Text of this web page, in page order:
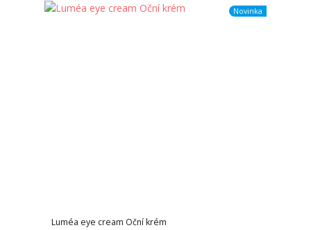
Novinka
Luméa eye cream Oční krém